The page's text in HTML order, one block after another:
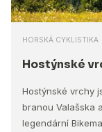
HORSKÁ CYKLISTIKA
Hostýnské
Hostýnské vrchy
branou Valašska
legendární